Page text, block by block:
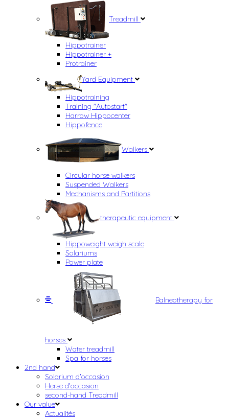
Treadmill
Hippotrainer
Hippotrainer +
Protrainer
Yard Equipment
Hippotraining
Training "Autostart"
Harrow Hippocenter
Hippofence
Walkers
Circular horse walkers
Suspended Walkers
Mechanisms and Partitions
therapeutic equipment
Hippoweight weigh scale
Solariums
Power plate
Balneotherapy for
horses
Water treadmill
Spa for horses
2nd hand
Solarium d'occasion
Herse d'occasion
second-hand Treadmill
Our value
Actualités